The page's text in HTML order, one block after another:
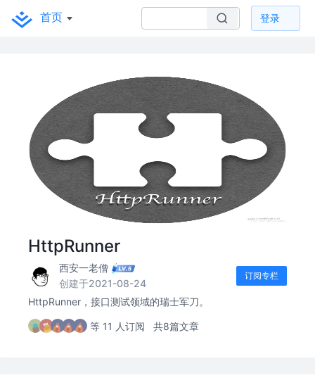
首页 登录
HttpRunner
西安一老僧
创建于2021-08-24
订阅专栏
HttpRunner，接口测试领域的瑞士军刀。
等 11 人订阅 共8篇文章